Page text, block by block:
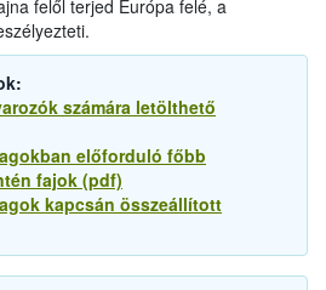
felől terjed Európa felé, a
számára letölthető
előforduló főbb
fajok (pdf)
kapcsán összeállított